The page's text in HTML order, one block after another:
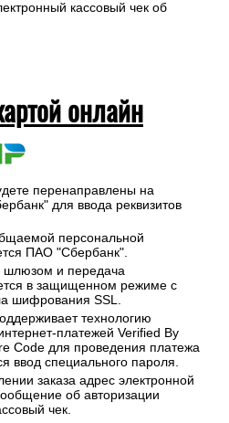
кассовый чек об
онлайн
перенаправлены на
для ввода реквизитов
персональной
ПАО "Сбербанк".
и передача
в защищенном режиме с
шифрования SSL.
технологию
платежей Verified By
Code для проведения платежа
ввод специального пароля.
заказа адрес электронной
об авторизации
чек.